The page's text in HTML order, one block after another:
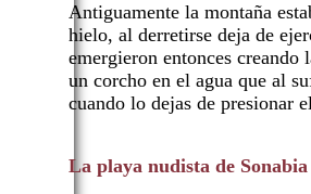
Antiguamente la montaña
hielo, al derretirse deja de
emergieron entonces creando
un corcho en el agua que al
cuando lo dejas de presionar
La playa nudista de Sonabia